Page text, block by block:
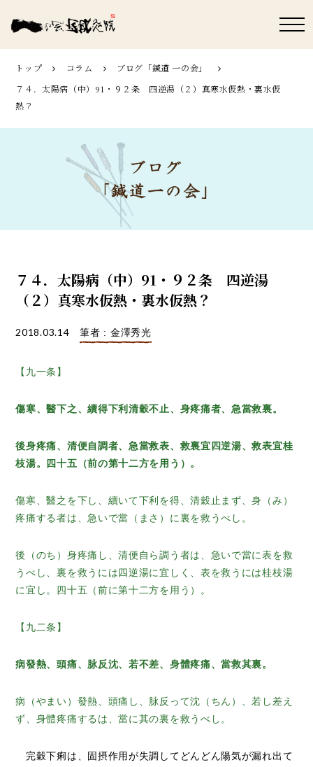
トップ コラム
ブログ「鍼道 ⼀の会」
７４．太陽病（中）91・９２条 四逆湯（２）真寒水仮熱・裏水仮
熱？
７４．太陽病（中）91・９２条 四逆湯
（２）真寒水仮熱・裏水仮熱？
2018.03.14 筆者 : 金澤秀光
【九一条】
傷寒、醫下之、續得下利清穀不止、身疼痛者、急當救裏。
後身疼痛、清便自調者、急當救表、救裏宜四逆湯、救表宜桂
枝湯。四十五（前の第十二方を用う）。
傷寒、醫之を下し、續いて下利を得、清穀止まず、身（み）
疼痛する者は、急いで當（まさ）に裏を救うべし。
後（のち）身疼痛し、清便自ら調う者は、急いで當に表を救
うべし、裏を救うには四逆湯に宜しく、表を救うには桂枝湯
に宜し。四十五（前に第十二方を用う）。
【九二条】
病發熱、頭痛、脉反沈、若不差、身體疼痛、當救其裏。
病（やまい）發熱、頭痛し、脉反って沈（ちん）、若し差え
ず、身體疼痛するは、當に其の裏を救うべし。
完穀下痢は、固摂作用が失調してどんどん陽気が漏れ出て